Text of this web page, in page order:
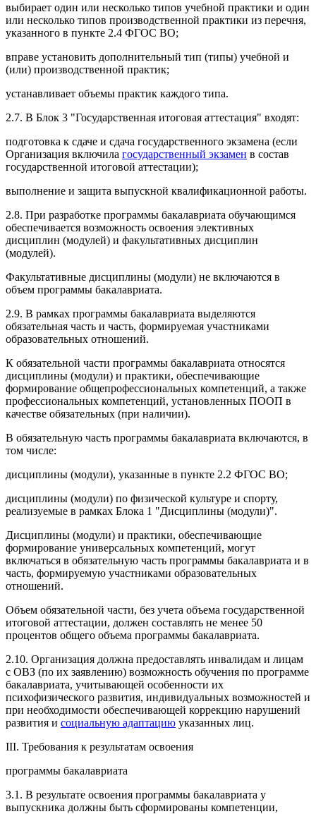
выбирает один или несколько типов учебной практики и один
или несколько типов производственной практики из перечня,
указанного в пункте 2.4 ФГОС ВО;
вправе установить дополнительный тип (типы) учебной и
(или) производственной практик;
устанавливает объемы практик каждого типа.
2.7. В Блок 3 "Государственная итоговая аттестация" входят:
подготовка к сдаче и сдача государственного экзамена (если
Организация включила государственный экзамен в состав
государственной итоговой аттестации);
выполнение и защита выпускной квалификационной работы.
2.8. При разработке программы бакалавриата обучающимся
обеспечивается возможность освоения элективных
дисциплин (модулей) и факультативных дисциплин
(модулей).
Факультативные дисциплины (модули) не включаются в
объем программы бакалавриата.
2.9. В рамках программы бакалавриата выделяются
обязательная часть и часть, формируемая участниками
образовательных отношений.
К обязательной части программы бакалавриата относятся
дисциплины (модули) и практики, обеспечивающие
формирование общепрофессиональных компетенций, а также
профессиональных компетенций, установленных ПООП в
качестве обязательных (при наличии).
В обязательную часть программы бакалавриата включаются, в
том числе:
дисциплины (модули), указанные в пункте 2.2 ФГОС ВО;
дисциплины (модули) по физической культуре и спорту,
реализуемые в рамках Блока 1 "Дисциплины (модули)".
Дисциплины (модули) и практики, обеспечивающие
формирование универсальных компетенций, могут
включаться в обязательную часть программы бакалавриата и в
часть, формируемую участниками образовательных
отношений.
Объем обязательной части, без учета объема государственной
итоговой аттестации, должен составлять не менее 50
процентов общего объема программы бакалавриата.
2.10. Организация должна предоставлять инвалидам и лицам
с ОВЗ (по их заявлению) возможность обучения по программе
бакалавриата, учитывающей особенности их
психофизического развития, индивидуальных возможностей и
при необходимости обеспечивающей коррекцию нарушений
развития и социальную адаптацию указанных лиц.
III. Требования к результатам освоения
программы бакалавриата
3.1. В результате освоения программы бакалавриата у
выпускника должны быть сформированы компетенции,